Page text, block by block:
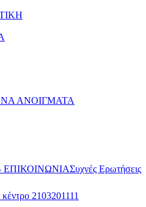
ΑΝΟΙΓΜΑΤΑ
ΕΠΙΚΟΙΝΩΝΙΑΣυχνές Ερωτήσεις
2103201111